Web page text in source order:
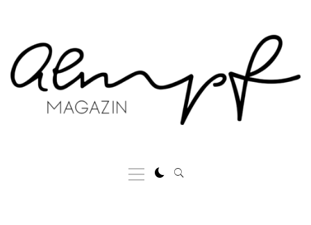
content
Primary
Menu